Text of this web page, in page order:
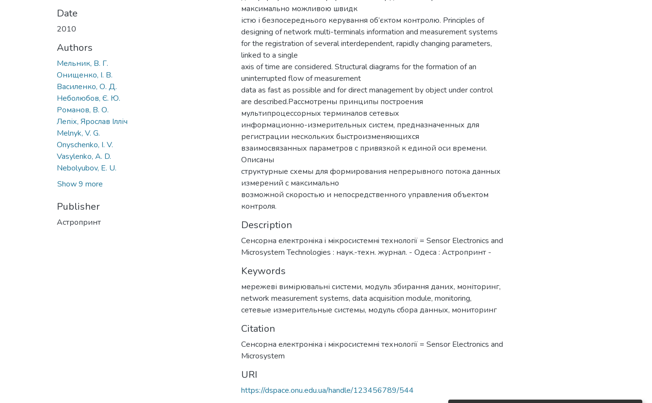
Date
2010
Authors
Мельник, В. Г.
Онищенко, І. В.
Василенко, О. Д.
Неболюбов, Є. Ю.
Романов, В. О.
Лепіх, Ярослав Ілліч
Melnyk, V. G.
Onyschenko, I. V.
Vasylenko, A. D.
Nebolyubov, E. U.
Show 9 more
Publisher
Астропринт
максимально можливою швидк
істю і безпосереднього керування об’єктом контролю. Principles of
designing of network multi-terminals information and measurement systems
for the registration of several interdependent, rapidly changing parameters,
linked to a single
axis of time are considered. Structural diagrams for the formation of an
uninterrupted flow of measurement
data as fast as possible and for direct management by object under control
are described.Рассмотрены принципы построения
мультипроцессорных терминалов сетевых
информационно-измерительных систем, предназначенных для
регистрации нескольких быстроизменяющихся
взаимосвязанных параметров с привязкой к единой оси времени.
Описаны
структурные схемы для формирования непрерывного потока данных
измерений с максимально
возможной скоростью и непосредственного управления объектом
контроля.
Description
Сенсорна електронiка i мiкросистемнi технологiї = Sensor Electronics and
Microsystem Technologies : наук.-техн. журнал. - Одеса : Астропринт -
Keywords
мережеві вимірювальні системи, модуль збирання даних, моніторинг,
network measurement systems, data acquisition module, monitoring,
сетевые измерительные системы, модуль сбора данных, мониторинг
Citation
Сенсорна електронiка i мiкросистемнi технологiї = Sensor Electronics and
Microsystem
URI
https://dspace.onu.edu.ua/handle/123456789/544